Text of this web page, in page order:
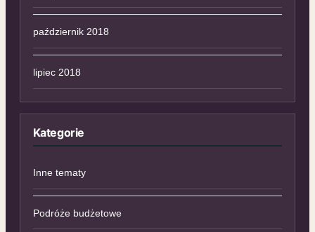
październik 2018
lipiec 2018
Kategorie
Inne tematy
Podróże budżetowe